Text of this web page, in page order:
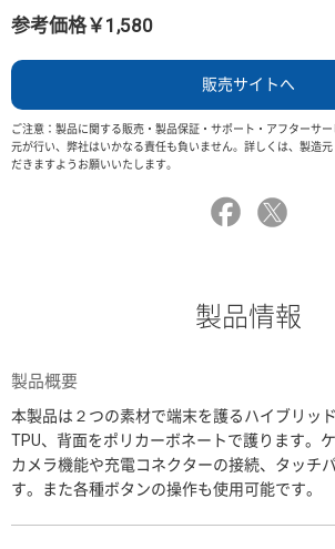
参考価格￥1,580
販売サイトへ
ご注意：製品に関する販売・製品保証・サポート・アフターサ
元が行い、弊社はいかなる責任も負いません。詳しくは、製造
だきますようお願いいたします。
製品情報
製品概要
本製品は２つの素材で端末を護るハイブリッ
TPU、背面をポリカーボネートで護ります。
カメラ機能や充電コネクターの接続、タッチ
す。また各種ボタンの操作も使用可能です。